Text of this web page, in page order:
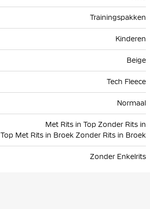
Trainingspakken
Kinderen
Beige
Tech Fleece
Normaal
Met Rits in Top Zonder Rits in
Top Met Rits in Broek Zonder Rits in Broek
Zonder Enkelrits